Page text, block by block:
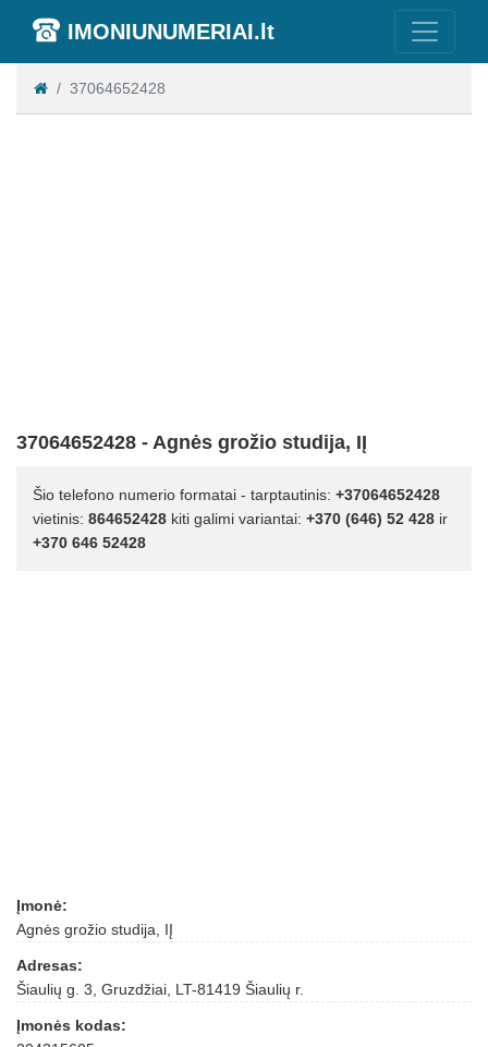
IMONIUNUMERIAI.lt
37064652428
37064652428 - Agnės grožio studija, IĮ
Šio telefono numerio formatai - tarptautinis: +37064652428
vietinis: 864652428 kiti galimi variantai: +370 (646) 52 428 ir
+370 646 52428
Įmonė:
Agnės grožio studija, IĮ
Adresas:
Šiaulių g. 3, Gruzdžiai, LT-81419 Šiaulių r.
Įmonės kodas: